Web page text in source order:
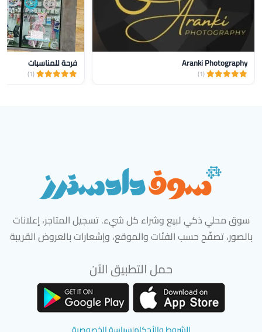
Aranki Photography
(1)
فرحة للمناسبات
(1)
سوق محلي ذكي لبيع وشراء كل شيء. تسجيل المتاجر، إعلانات
بالصور، تصفّح حسب الفئات والموقع، وإشعارات بالعروض القريبة
حمل التطبيق الآن